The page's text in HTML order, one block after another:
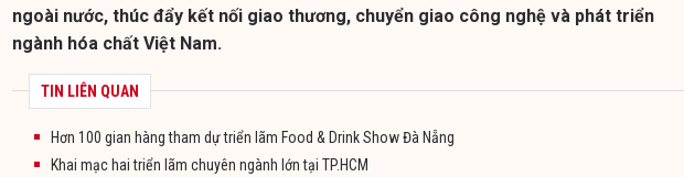
ngoài nước, thúc đẩy kết nối giao thương, chuyển giao công nghệ và phát triển
ngành hóa chất Việt Nam.
TIN LIÊN QUAN
Hơn 100 gian hàng tham dự triển lãm Food & Drink Show Đà Nẵng
Khai mạc hai triển lãm chuyên ngành lớn tại TP.HCM